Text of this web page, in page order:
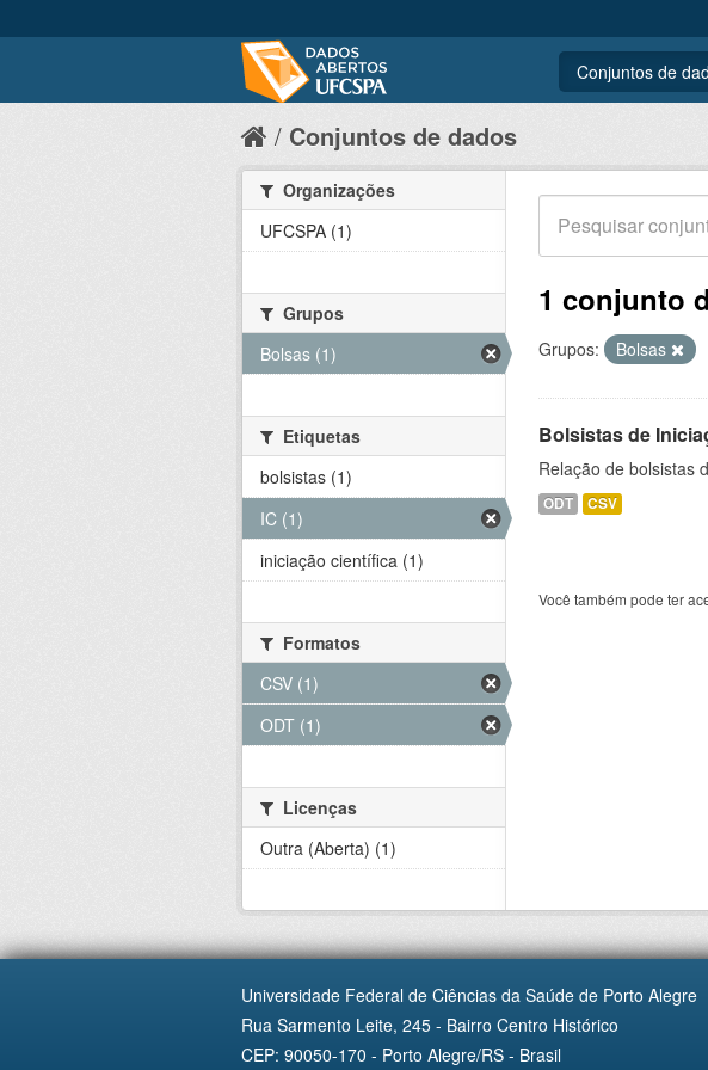
Conjuntos de
Conjuntos de dados
1 conjunto
Grupos: Bolsas
Bolsistas de
Relação de bolsistas
ODT CSV
Você também pode ter
Organizações
UFCSPA (1)
Grupos
Bolsas (1)
Etiquetas
bolsistas (1)
IC (1)
iniciação científica (1)
Formatos
CSV (1)
ODT (1)
Licenças
Outra (Aberta) (1)
Universidade Federal de Ciências da Saúde de Porto Alegre
Rua Sarmento Leite, 245 - Bairro Centro Histórico
CEP: 90050-170 - Porto Alegre/RS - Brasil